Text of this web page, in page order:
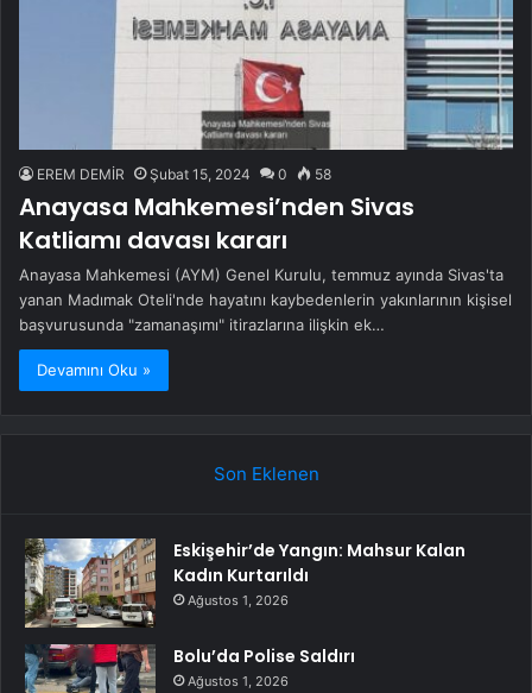
EREM DEMİR Şubat 15, 2024 0 58
Anayasa Mahkemesi’nden Sivas
Katliamı davası kararı
Anayasa Mahkemesi (AYM) Genel Kurulu, temmuz ayında Sivas'ta
yanan Madımak Oteli'nde hayatını kaybedenlerin yakınlarının kişisel
başvurusunda "zamanaşımı" itirazlarına ilişkin ek…
Devamını Oku »
Son Eklenen
Eskişehir’de Yangın: Mahsur Kalan
Kadın Kurtarıldı
Ağustos 1, 2026
Bolu’da Polise Saldırı
Ağustos 1, 2026